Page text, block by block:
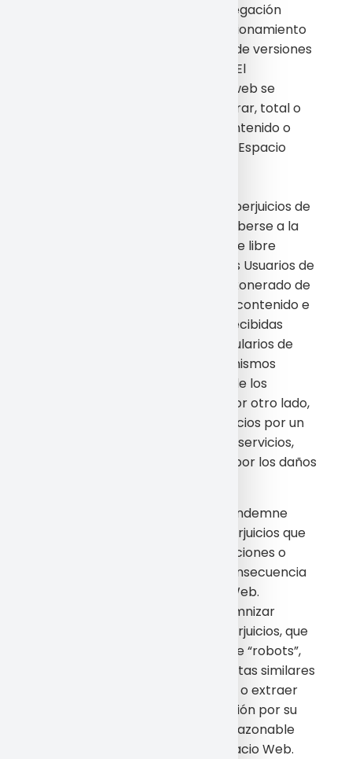
Errores de seguridad o navegación
producidos por un mal funcionamiento
del navegador o por el uso de versiones
no actualizadas del mismo. El
administrador del espacio web se
reservan el derecho de retirar, total o
parcialmente, cualquier contenido o
información presente en el Espacio
responsabilidad por los daños y perjuicios de
toda naturaleza que pudieran deberse a la
mala utilización de los servicios de libre
disposición y uso por parte de los Usuarios de
Espacio Web. Asimismo queda exonerado de
cualquier responsabilidad por el contenido e
informaciones que puedan ser recibidas
como consecuencia de los formularios de
recogida de datos, estando los mismos
únicamente para la prestación de los
servicios de consultas y dudas. Por otro lado,
en caso de causar daños y perjuicios por un
uso ilícito o incorrecto de dichos servicios,
podrá ser el Usuario reclamado por los daños
Usted mantendrá a la empresa indemne
frente a cualesquiera daños y perjuicios que
se deriven de reclamaciones, acciones o
demandas de terceros como consecuencia
de su acceso o uso del Espacio Web.
Asimismo, usted se obliga a indemnizar
frente a cualesquiera daños y perjuicios, que
se deriven del uso por su parte de “robots”,
“spiders”, “crawlers” o herramientas similares
empleadas con el fin de recabar o extraer
datos o de cualquier otra actuación por su
parte que imponga una carga irrazonable
sobre el funcionamiento del Espacio Web.